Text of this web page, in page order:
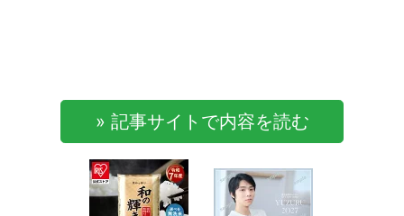
» 記事サイトで内容を読む